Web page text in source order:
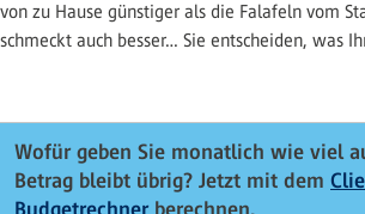
von zu Hause günstiger als die Falafeln vom
schmeckt auch besser… Sie entscheiden, was
Wofür geben Sie monatlich wie viel
Betrag bleibt übrig? Jetzt mit dem
Budgetrechnerberechnen.